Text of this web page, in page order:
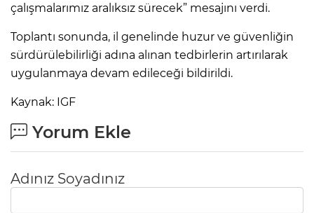
çalışmalarımız aralıksız sürecek” mesajını verdi.
Toplantı sonunda, il genelinde huzur ve güvenliğin
sürdürülebilirliği adına alınan tedbirlerin artırılarak
uygulanmaya devam edileceği bildirildi.
Kaynak: IGF
Yorum Ekle
Adınız Soyadınız